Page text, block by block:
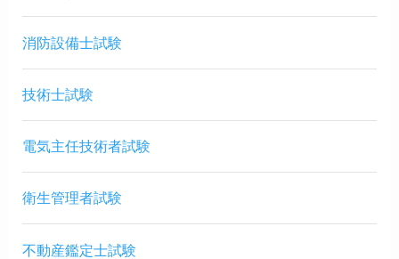
消防設備士試験
技術士試験
電気主任技術者試験
衛生管理者試験
不動産鑑定士試験